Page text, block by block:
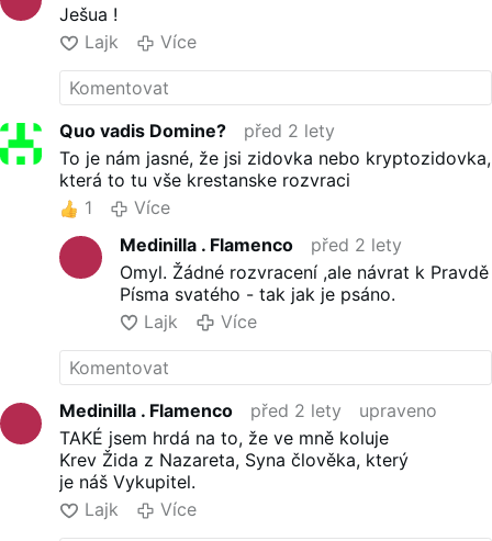
----Píseň, kterou je zábavné
poslouchat, slova jsou silná, síla
a odvážná, lid Izraele je jednotný.
Kéž Mesiáš brzy přijde a vykoupí
nás z bolesti.umělec. Nic
takového neexistuje, slova jsou
Ostatní povzbudivé komenty si
přeložte po písní.
Ješua !
Lajk
Více
Quo vadis Domine?
před 2 lety
To je nám jasné, že jsi zidovka nebo kryptozidovka,
která to tu vše krestanske rozvraci
1
Více
Medinilla . Flamenco
před 2 lety
Omyl. Žádné rozvracení ,ale návrat k Pravdě
Písma svatého - tak jak je psáno.
Lajk
Více
Medinilla . Flamenco před 2 lety
upraveno
TAKÉ jsem hrdá na to, že ve mně koluje
Krev Žida z Nazareta, Syna člověka, který
je náš Vykupitel.
Lajk
Více